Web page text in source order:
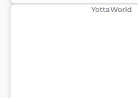
YottaWorld